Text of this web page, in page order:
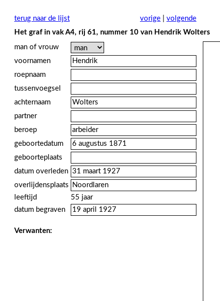
terug naar de lijst vorige
volgende
Het graf in vak A4, rij 61, nummer 10 van Hendrik Wolters
man of vrouw
voornamen
roepnaam
tussenvoegsel
achternaam
partner
beroep
geboortedatum
geboorteplaats
datum overleden
overlijdensplaats
leeftijd
55 jaar
datum begraven
Verwanten: